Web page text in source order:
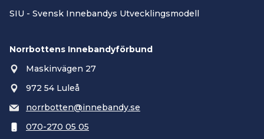
SIU - Svensk Innebandys Utvecklingsmodell
Norrbottens Innebandyförbund
Maskinvägen 27
972 54 Luleå
norrbotten@innebandy.se
070-270 05 05